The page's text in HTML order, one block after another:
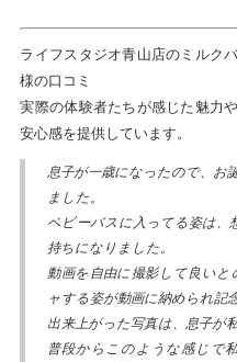
ライフスタジオ青山店のミルク
様の口コミ
実際の体験者たちが感じた魅力
安心感を提供しています。
息子が一歳になったので、お
ました。
ベビーバスに入ってる姿は、
持ちになりました。
動画を自由に撮影して良い
ャする姿が動画に納められ記
出来上がった写真は、息子が
普段からこのような感じで